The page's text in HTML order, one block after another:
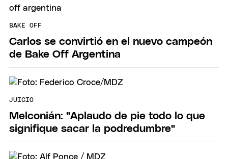
BAKE OFF
Carlos se convirtió en el nuevo campeón
de Bake Off Argentina
JUICIO
Melconián: "Aplaudo de pie todo lo que
signifique sacar la podredumbre"